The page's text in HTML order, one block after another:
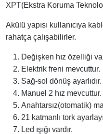
XPT(Ekstra Koruma
Akülü yapısı kullanıcıya
rahatça çalışabilirler.
Değişken hız özelliği
Elektrik freni mevcuttur.
Sağ-sol dönüş ayarlıdır.
Manuel 2 hız mevcuttur.
Anahtarsız(otomatik)
21 katmanlı tork
Led ışığı vardır.